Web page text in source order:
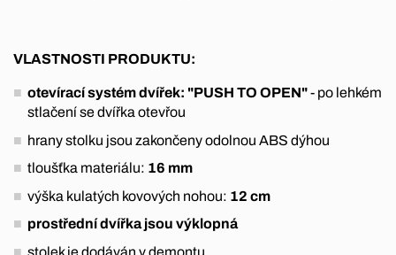
VLASTNOSTI PRODUKTU:
otevírací systém dvířek: "PUSH TO OPEN"- po lehkém
stlačení se dvířka otevřou
hrany stolku jsou zakončeny odolnou ABS dýhou
tloušťka materiálu: 16 mm
výška kulatých kovových nohou: 12 cm
prostřední dvířka jsou výklopná
stolek je dodáván v demontu